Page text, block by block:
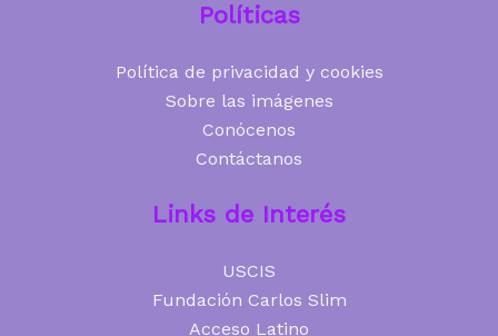
Políticas
Política de privacidad y cookies
Sobre las imágenes
Conócenos
Contáctanos
Links de Interés
USCIS
Fundación Carlos Slim
Acceso Latino